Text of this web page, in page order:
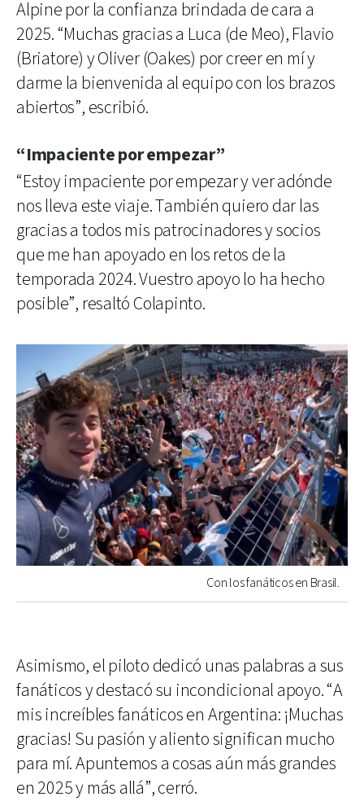
Alpine por la confianza brindada de cara a
2025. “Muchas gracias a Luca (de Meo), Flavio
(Briatore) y Oliver (Oakes) por creer en mí y
darme la bienvenida al equipo con los brazos
abiertos”, escribió.
“Impaciente por empezar”
“Estoy impaciente por empezar y ver adónde
nos lleva este viaje. También quiero dar las
gracias a todos mis patrocinadores y socios
que me han apoyado en los retos de la
temporada 2024. Vuestro apoyo lo ha hecho
posible”, resaltó Colapinto.
Con los fanáticos en Brasil.
Asimismo, el piloto dedicó unas palabras a sus
fanáticos y destacó su incondicional apoyo. “A
mis increíbles fanáticos en Argentina: ¡Muchas
gracias! Su pasión y aliento significan mucho
para mí. Apuntemos a cosas aún más grandes
en 2025 y más allá”, cerró.